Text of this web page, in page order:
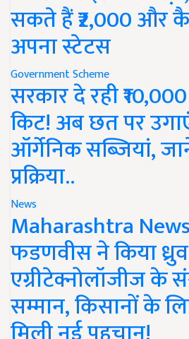
सकते हैं ₹2,000 और
अपना स्टेटस
Government Scheme
सरकार दे रही
किट! अब छत पर
ऑर्गेनिक सब्जियां,
प्रक्रिया..
News
Maharashtra
फडणवीस ने किया ध्रुव
एग्रीटेक्नोलॉजीज के
सम्मान, किसानों के